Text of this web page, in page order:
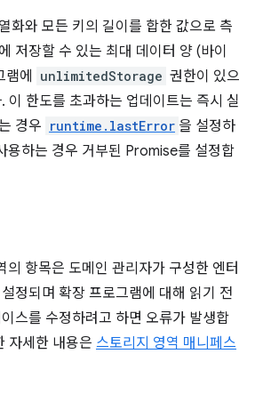
화와 모든 키의 길이를 합한 값으로 측
저장할 수 있는 최대 데이터 양 (바이
램에
unlimitedStorage 권한이 있으
이 한도를 초과하는 업데이트는 즉시 실
경우 runtime.lastError 을 설정하
하는 경우 거부된 Promise를 설정합
의 항목은 도메인 관리자가 구성한 엔터
정되며 확장 프로그램에 대해 읽기 전
스를 수정하려고 하면 오류가 발생합
자세한 내용은 스토리지 영역 매니페스